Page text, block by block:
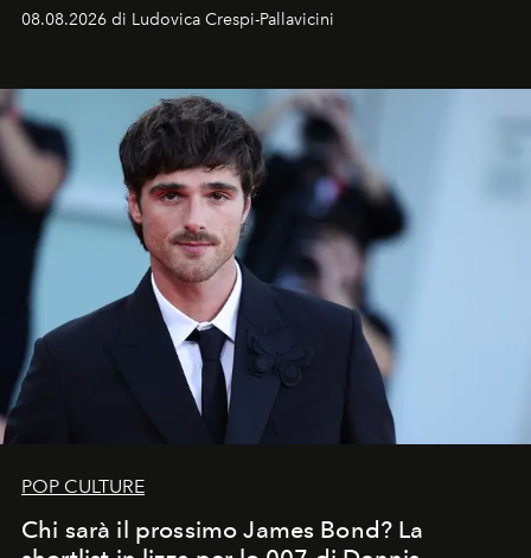
Sarà il momento in cui gli occhi si alzano verso la volta
celeste per seguire il passaggio delle
all’universo i desideri più segreti
08.08.2026 di Ludovica Crespi-Pallavicini
POP CULTURE
Chi sarà il prossimo James Bond? La